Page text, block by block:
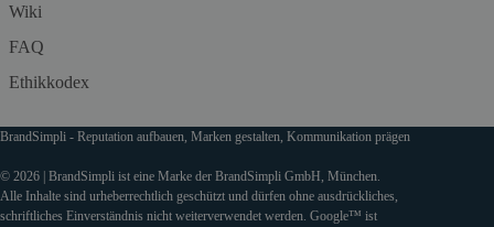
Wiki
FAQ
Ethikkodex
BrandSimpli - Reputation aufbauen, Marken gestalten, Kommunikation prägen
© 2026 | BrandSimpli ist eine Marke der BrandSimpli GmbH, München.
Alle Inhalte sind urheberrechtlich geschützt und dürfen ohne ausdrückliches,
schriftliches Einverständnis nicht weiterverwendet werden. Google™ ist